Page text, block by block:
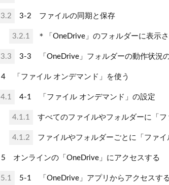
3.2 3-2 ファイルの同期と保存
3.2.1 ＊「OneDrive」のフォルダーに表示
3.3 3-3 「OneDrive」フォルダーの動作状況
4 「ファイル オンデマンド」を使う
4.1 4-1 「ファイル オンデマンド」の設定
4.1.1 すべてのファイルやフォルダーに「
4.1.2 ファイルやフォルダーごとに「ファ
5 オンラインの「OneDrive」にアクセスする
5.1 5-1 「OneDrive」アプリからアクセスする